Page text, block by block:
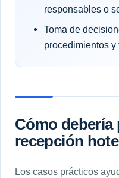
responsables o
Toma de
procedimientos
Cómo debería
recepción
Los casos prácticos